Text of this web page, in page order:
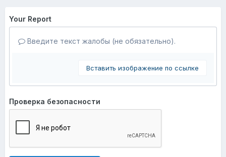
Your Report
Введите текст жалобы (не обязательно).
Вставить изображение по ссылке
Проверка безопасности